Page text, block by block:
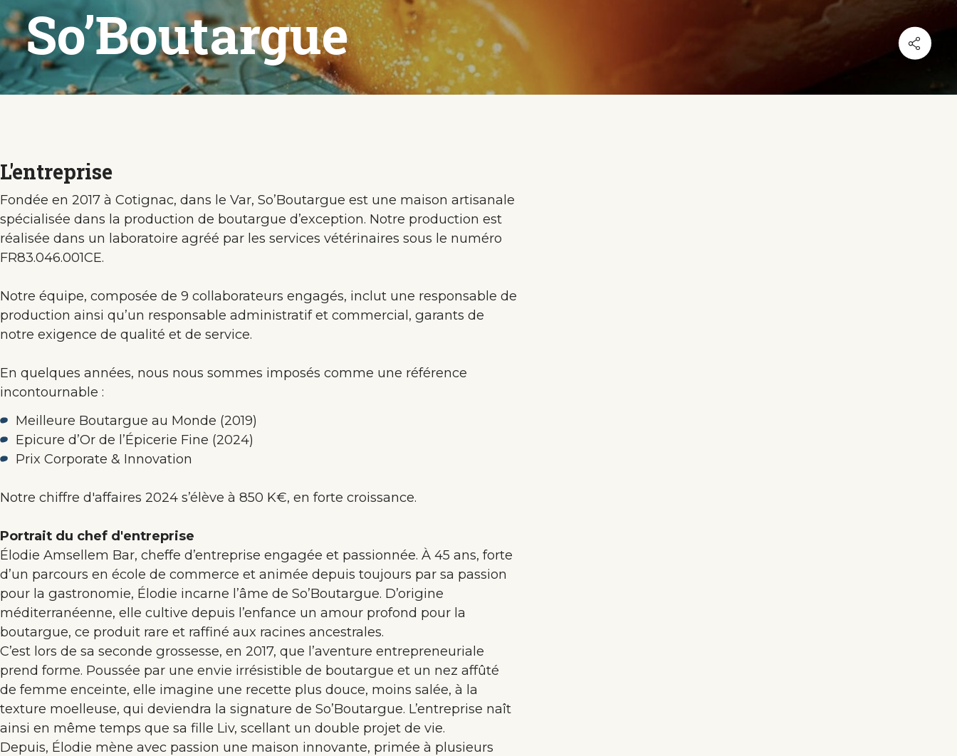
So’Boutargue
L'entreprise
Fondée en 2017 à Cotignac, dans le Var, So’Boutargue est une maison artisanale
spécialisée dans la production de boutargue d’exception. Notre production est
réalisée dans un laboratoire agréé par les services vétérinaires sous le numéro
FR83.046.001CE.
Notre équipe, composée de 9 collaborateurs engagés, inclut une responsable de
production ainsi qu’un responsable administratif et commercial, garants de
notre exigence de qualité et de service.
En quelques années, nous nous sommes imposés comme une référence
incontournable :
Meilleure Boutargue au Monde (2019)
Epicure d’Or de l’Épicerie Fine (2024)
Prix Corporate & Innovation
Notre chiffre d'affaires 2024 s’élève à 850 K€, en forte croissance.
Portrait du chef d'entreprise
Élodie Amsellem Bar, cheffe d’entreprise engagée et passionnée. À 45 ans, forte
d’un parcours en école de commerce et animée depuis toujours par sa passion
pour la gastronomie, Élodie incarne l’âme de So’Boutargue. D’origine
méditerranéenne, elle cultive depuis l’enfance un amour profond pour la
boutargue, ce produit rare et raffiné aux racines ancestrales.
C’est lors de sa seconde grossesse, en 2017, que l’aventure entrepreneuriale
prend forme. Poussée par une envie irrésistible de boutargue et un nez affûté
de femme enceinte, elle imagine une recette plus douce, moins salée, à la
texture moelleuse, qui deviendra la signature de So’Boutargue. L’entreprise naît
ainsi en même temps que sa fille Liv, scellant un double projet de vie.
Depuis, Élodie mène avec passion une maison innovante, primée à plusieurs